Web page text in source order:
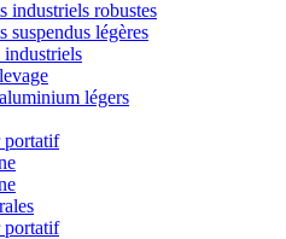
industriels robustes
suspendus légères
industriels
légers
portatif
portatif